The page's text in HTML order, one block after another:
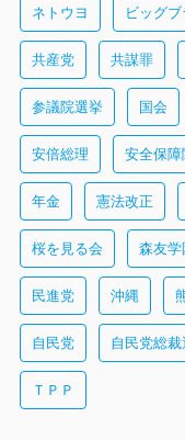
ネトウヨ ビッグ
共産党 共謀罪
参議院選挙 国会
安倍総理 安全保
年金 憲法改正
桜を見る会 森友学
民進党 沖縄
自民党 自民党総裁
ＴＰＰ